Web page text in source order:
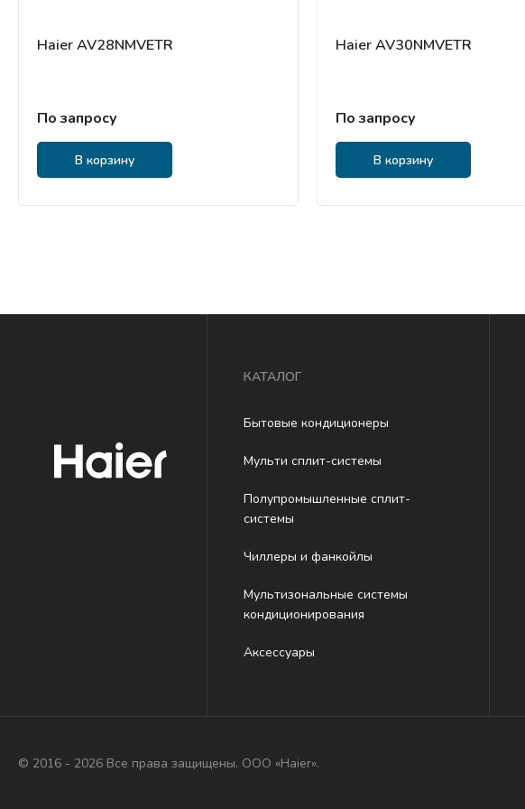
Haier AV28NMVETR
По запросу
В корзину
Haier AV30NMVETR
По запросу
В корзину
КАТАЛОГ
Бытовые кондиционеры
Мульти сплит-системы
Полупромышленные сплит-
системы
Чиллеры и фанкойлы
Мультизональные системы
кондиционирования
Аксессуары
© 2016 - 2026 Все права защищены. ООО «Haier».